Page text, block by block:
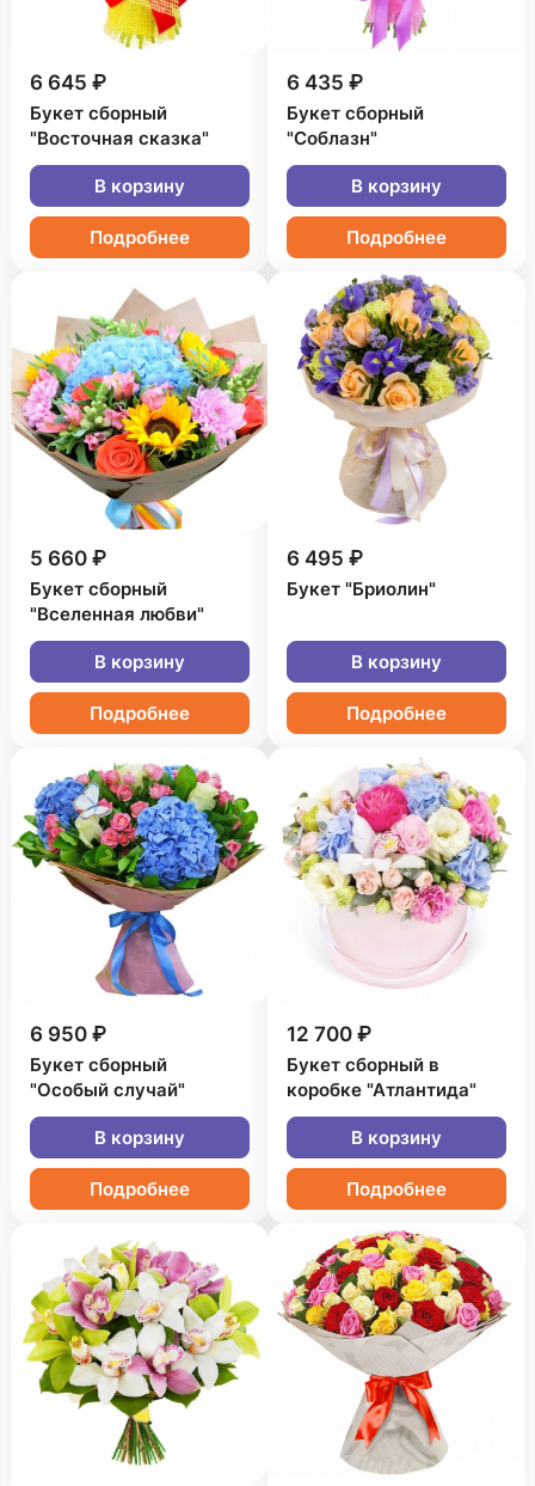
6 645 ₽
Букет сборный
"Восточная сказка"
В корзину
Подробнее
6 435 ₽
Букет сборный
"Соблазн"
В корзину
Подробнее
5 660 ₽
Букет сборный
"Вселенная любви"
В корзину
Подробнее
6 495 ₽
Букет "Бриолин"
В корзину
Подробнее
6 950 ₽
Букет сборный
"Особый случай"
В корзину
Подробнее
12 700 ₽
Букет сборный в
коробке "Атлантида"
В корзину
Подробнее